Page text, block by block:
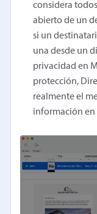
considera
abierto de un
si un
una desde un
privacidad en
protección,
realmente el
información en